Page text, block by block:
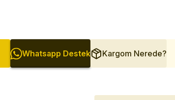
Whatsapp Destek Kargom Nerede?